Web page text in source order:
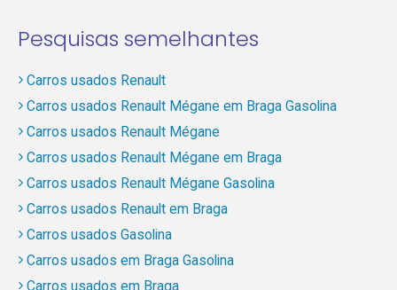
Pesquisas semelhantes
Carros usados Renault
Carros usados Renault Mégane em Braga Gasolina
Carros usados Renault Mégane
Carros usados Renault Mégane em Braga
Carros usados Renault Mégane Gasolina
Carros usados Renault em Braga
Carros usados Gasolina
Carros usados em Braga Gasolina
Carros usados em Braga